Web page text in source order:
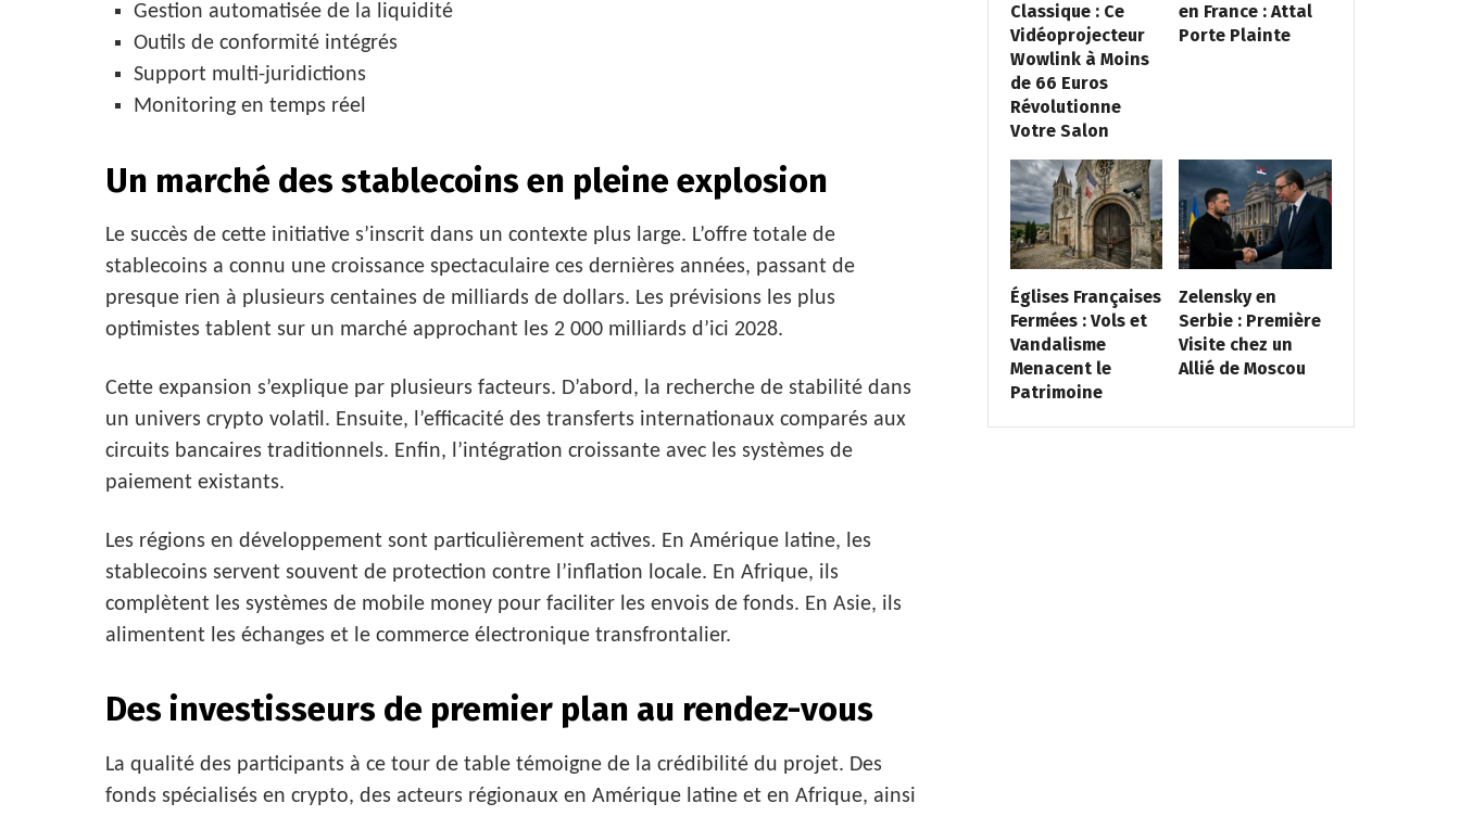
Gestion automatisée de la liquidité
Outils de conformité intégrés
Support multi-juridictions
Monitoring en temps réel
Un marché des stablecoins en pleine explosion
Le succès de cette initiative s’inscrit dans un contexte plus large. L’offre totale de
stablecoins a connu une croissance spectaculaire ces dernières années, passant de
presque rien à plusieurs centaines de milliards de dollars. Les prévisions les plus
optimistes tablent sur un marché approchant les 2 000 milliards d’ici 2028.
Cette expansion s’explique par plusieurs facteurs. D’abord, la recherche de stabilité dans
un univers crypto volatil. Ensuite, l’efficacité des transferts internationaux comparés aux
circuits bancaires traditionnels. Enfin, l’intégration croissante avec les systèmes de
paiement existants.
Les régions en développement sont particulièrement actives. En Amérique latine, les
stablecoins servent souvent de protection contre l’inflation locale. En Afrique, ils
complètent les systèmes de mobile money pour faciliter les envois de fonds. En Asie, ils
alimentent les échanges et le commerce électronique transfrontalier.
Des investisseurs de premier plan au rendez-vous
La qualité des participants à ce tour de table témoigne de la crédibilité du projet. Des
fonds spécialisés en crypto, des acteurs régionaux en Amérique latine et en Afrique, ainsi
Classique : Ce
Vidéoprojecteur
Wowlink à Moins
de 66 Euros
Révolutionne
Votre Salon
en France : Attal
Porte Plainte
Églises Françaises
Fermées : Vols et
Vandalisme
Menacent le
Patrimoine
Zelensky en
Serbie : Première
Visite chez un
Allié de Moscou